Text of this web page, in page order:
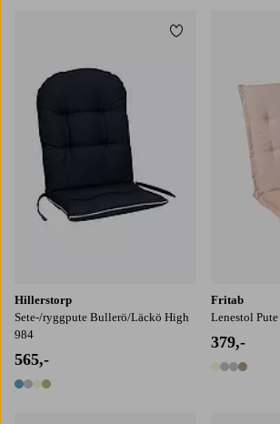
Hillerstorp
Sete-/ryggpute Bullerö/Läckö High
984
565,-
4 farger
Legg til favoritter
Fritab
Lenestol
379,-
4 farger